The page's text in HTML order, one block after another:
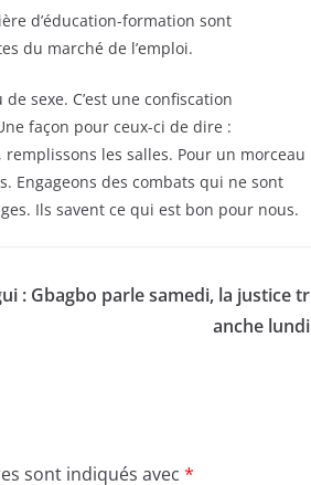
d’éducation-formation sont
du marché de l’emploi.
sexe. C’est une confiscation
façon pour ceux-ci de dire :
les salles. Pour un morceau
Engageons des combats qui ne sont
Ils savent ce qui est bon pour nous.
: Gbagbo parle samedi, la justice tr
anche lundi
sont indiqués avec *